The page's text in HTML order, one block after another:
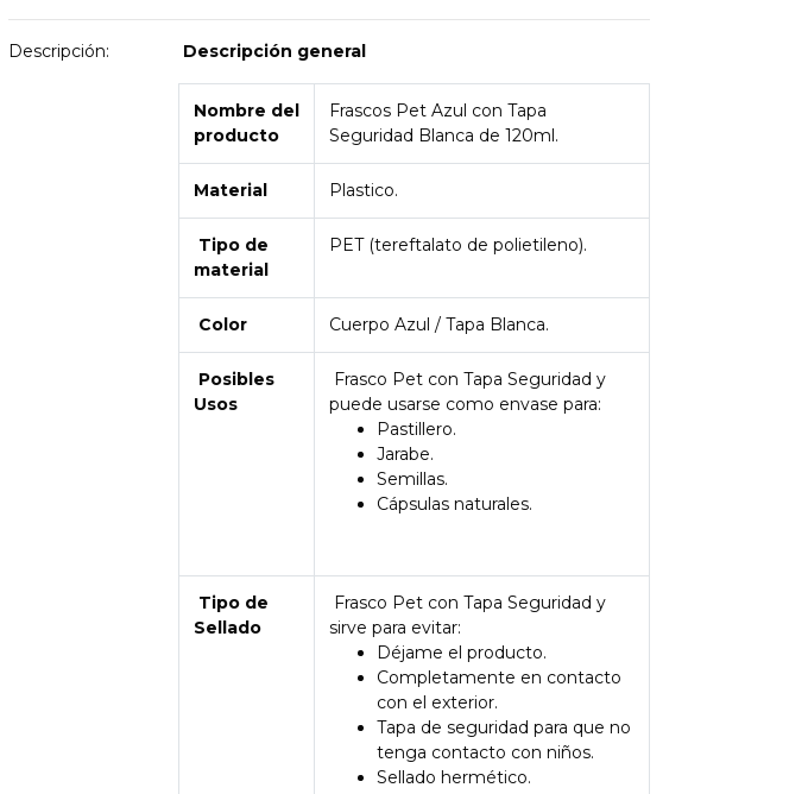
Descripción: Descripción general
Nombre del
producto
Frascos Pet Azul con Tapa
Seguridad Blanca de 120ml.
Material Plastico.
Tipo de
material
PET (tereftalato de polietileno).
Color Cuerpo Azul / Tapa Blanca.
Posibles
Usos
Frasco Pet con Tapa Seguridad y
puede usarse como envase para:
Pastillero.
Jarabe.
Semillas.
Cápsulas naturales.
Tipo de
Sellado
Frasco Pet con Tapa Seguridad y
sirve para evitar:
Déjame el producto.
Completamente en contacto
con el exterior.
Tapa de seguridad para que no
tenga contacto con niños.
Sellado hermético.